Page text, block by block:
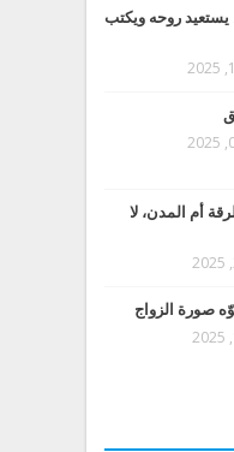
روحه ويكتب
أم المدن، لا
صورة الزواج